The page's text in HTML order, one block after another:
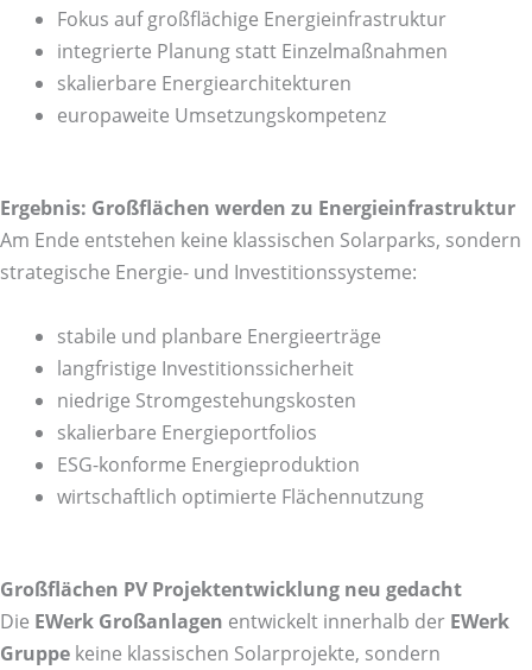
Fokus auf großflächige Energieinfrastruktur
integrierte Planung statt Einzelmaßnahmen
skalierbare Energiearchitekturen
europaweite Umsetzungskompetenz
Ergebnis: Großflächen werden zu Energieinfrastruktur
Am Ende entstehen keine klassischen Solarparks, sondern
strategische Energie- und Investitionssysteme:
stabile und planbare Energieerträge
langfristige Investitionssicherheit
niedrige Stromgestehungskosten
skalierbare Energieportfolios
ESG-konforme Energieproduktion
wirtschaftlich optimierte Flächennutzung
Großflächen PV Projektentwicklung neu gedacht
Die EWerk Großanlagen entwickelt innerhalb der EWerk
Gruppe keine klassischen Solarprojekte, sondern